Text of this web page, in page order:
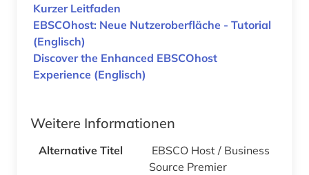
Kurzer Leitfaden
EBSCOhost: Neue Nutzeroberfläche - Tutorial
(Englisch)
Discover the Enhanced EBSCOhost
Experience (Englisch)
Weitere Informationen
Alternative Titel
EBSCO Host / Business
Source Premier